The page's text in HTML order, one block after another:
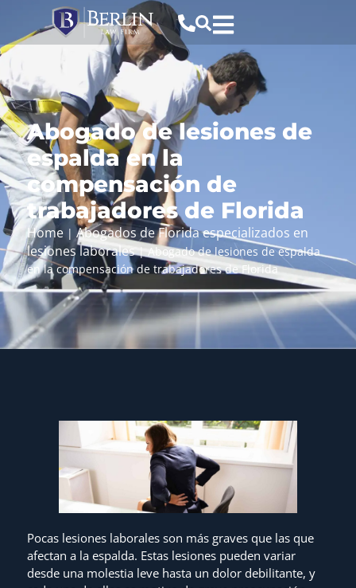
Abogado de lesiones de
espalda en la
compensación de
trabajadores de Florida
Home| Abogados de Florida especializados en
lesiones laborales| Abogado de lesiones de espalda
en la compensación de trabajadores de Florida
Pocas lesiones laborales son más graves que las que
afectan a la espalda. Estas lesiones pueden variar
desde una molestia leve hasta un dolor debilitante, y